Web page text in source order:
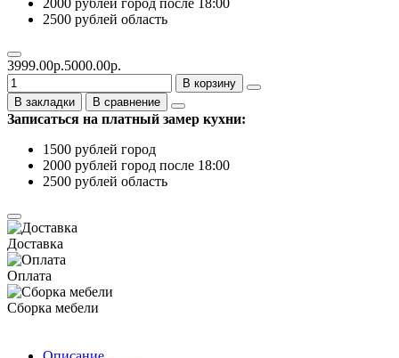
2500 рублей область
3999.00р.5000.00р.
В корзину
В закладки
В сравнение
Записаться на платный замер кухни:
1500 рублей город
2000 рублей город после 18:00
2500 рублей область
Доставка
Оплата
Сборка мебели